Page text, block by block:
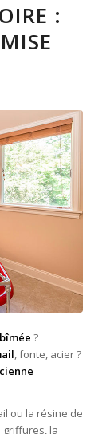
:
?
, fonte, acier ?
ou la résine de
griffures, la